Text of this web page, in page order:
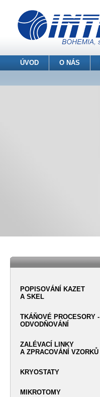
ÚVOD O NÁS
POPISOVÁNÍ KAZET
A SKEL
TKÁŇOVÉ PROCESORY -
ODVODŇOVÁNÍ
ZALÉVACÍ LINKY
A ZPRACOVÁNÍ VZORKŮ
KRYOSTATY
MIKROTOMY